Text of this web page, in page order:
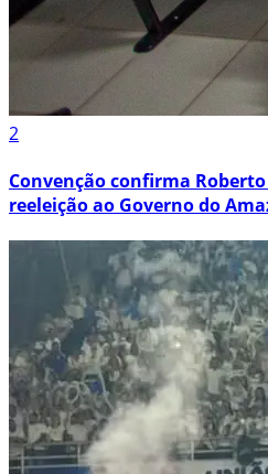
2
Convenção confirma
reeleição ao Governo do